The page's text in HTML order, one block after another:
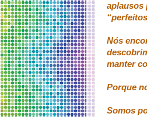
aplausos
Nós
manter
Porque
Somos